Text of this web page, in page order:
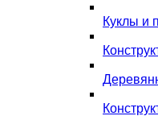
Куклы и